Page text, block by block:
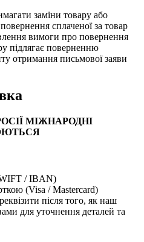
заміни товару або
сплаченої за товар
вимоги про повернення
підлягає поверненню
отримання письмової заяви
МІЖНАРОДНІ
/ IBAN)
(Visa / Mastercard)
після того, як наш
для уточнення деталей та